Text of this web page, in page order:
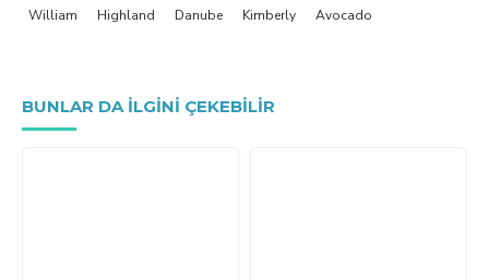
William
Highland Danube Kimberly Avocado
BUNLAR DA ILGINI ÇEKEBILIR